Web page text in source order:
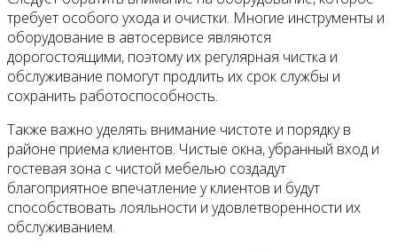
требует особого ухода и очистки. Многие инструменты и
оборудование в автосервисе являются
дорогостоящими, поэтому их регулярная чистка и
обслуживание помогут продлить их срок службы и
сохранить работоспособность.
Также важно уделять внимание чистоте и порядку в
районе приема клиентов. Чистые окна, убранный вход и
гостевая зона с чистой мебелью создадут
благоприятное впечатление у клиентов и будут
способствовать лояльности и удовлетворенности их
обслуживанием.